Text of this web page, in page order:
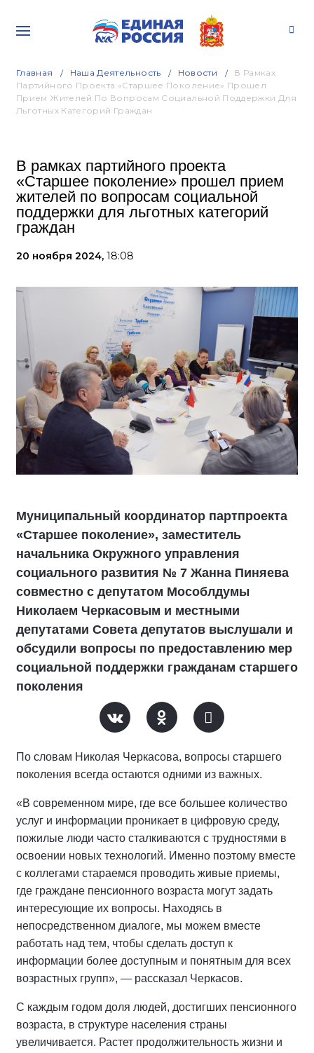
Главная Наша Деятельность Новости
В Рамках
Партийного Проекта «Старшее Поколение» Прошел
Прием Жителей По Вопросам Социальной Поддержки Для
Льготных Категорий Граждан
В рамках партийного проекта
«Старшее поколение» прошел прием
жителей по вопросам социальной
поддержки для льготных категорий
граждан
20 ноября 2024, 18:08
Муниципальный координатор партпроекта
«Старшее поколение», заместитель
начальника Окружного управления
социального развития № 7 Жанна Пиняева
совместно с депутатом Мособлдумы
Николаем Черкасовым и местными
депутатами Совета депутатов выслушали и
обсудили вопросы по предоставлению мер
социальной поддержки гражданам старшего
поколения
По словам Николая Черкасова, вопросы старшего
поколения всегда остаются одними из важных.
«В современном мире, где все большее количество
услуг и информации проникает в цифровую среду,
пожилые люди часто сталкиваются с трудностями в
освоении новых технологий. Именно поэтому вместе
с коллегами стараемся проводить живые приемы,
где граждане пенсионного возраста могут задать
интересующие их вопросы. Находясь в
непосредственном диалоге, мы можем вместе
работать над тем, чтобы сделать доступ к
информации более доступным и понятным для всех
возрастных групп», — рассказал Черкасов.
С каждым годом доля людей, достигших пенсионного
возраста, в структуре населения страны
увеличивается. Растет продолжительность жизни и